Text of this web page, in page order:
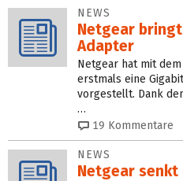
NEWS
Netgear
Adapter
Netgear hat mit dem
erstmals eine
vorgestellt. Dank
…
19 Kommentare
NEWS
Netgear senkt